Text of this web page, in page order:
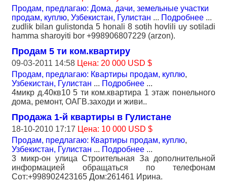
Продам, предлагаю: Дома, дачи, земельные участки
продам, куплю, Узбекистан, Гулистан ... Подробнее ...
zudlik bilan gulistonda 5 honali 8 sotih hovlili uy sotiladi
hamma sharoyiti bor +998906807229 (arzon).
Продам 5 ти ком.квартиру
09-03-2011 14:58 Цена: 20 000 USD $
Продам, предлагаю: Квартиры продам, куплю,
Узбекистан, Гулистан ... Подробнее ...
4микр д.40кв10 5 ти ком.квартира 1 этаж понельного
дома, ремонт, ОАГВ.заходи и живи..
Продажа 1-й квартиры в Гулистане
18-10-2010 17:17 Цена: 10 000 USD $
Продам, предлагаю: Квартиры продам, куплю,
Узбекистан, Гулистан ... Подробнее ...
3 микр-он улица Строительная За дополнительной
информацией обращаться по телефонам
Сот:+998902423165 Дом:261461 Ирина.